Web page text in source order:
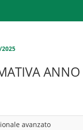
avanzato